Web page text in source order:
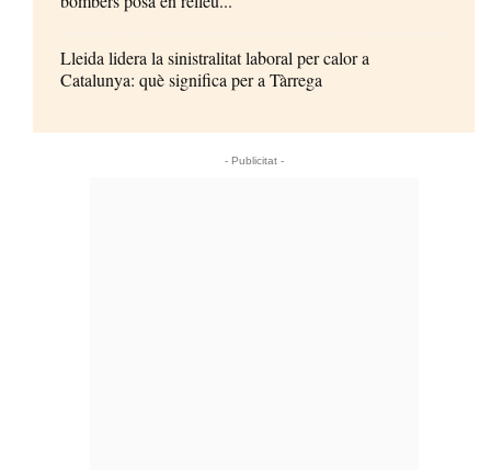
Lleida lidera la sinistralitat laboral per calor a
Catalunya: què significa per a Tàrrega
- Publicitat -